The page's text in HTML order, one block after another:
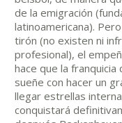
de la emigración
latinoamericana).
tirón (no existen ni
profesional), el
hace que la franquicia
sueñe con hacer un
llegar estrellas
conquistará